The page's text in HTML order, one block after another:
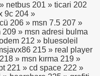
netbus 201 » ticari 202
9c 204 »
206 » msn 7.5 207 »
» msn adresi bulma
212 » bluesoleil
215 » real player
» msn kırma 219 »
221 » cd space 222 »